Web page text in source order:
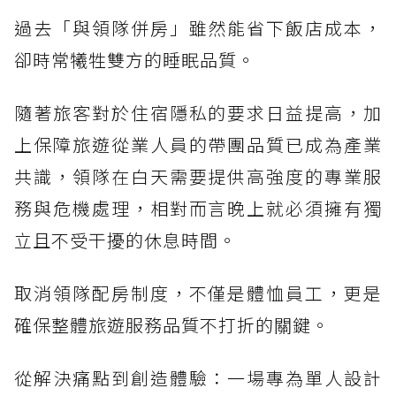
過去「與領隊併房」雖然能省下飯店成本，
卻時常犧牲雙方的睡眠品質。
隨著旅客對於住宿隱私的要求日益提高，加
上保障旅遊從業人員的帶團品質已成為產業
共識，領隊在白天需要提供高強度的專業服
務與危機處理，相對而言晚上就必須擁有獨
立且不受干擾的休息時間。
取消領隊配房制度，不僅是體恤員工，更是
確保整體旅遊服務品質不打折的關鍵。
從解決痛點到創造體驗：一場專為單人設計